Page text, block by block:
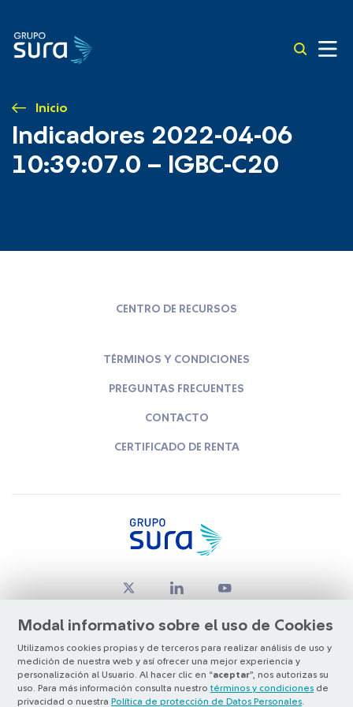
Inicio
Indicadores 2022-04-06
10:39:07.0 – IGBC-C20
Modal informativo sobre el uso de Cookies
Utilizamos cookies propias y de terceros para realizar análisis de uso y
medición de nuestra web y así ofrecer una mejor experiencia y
personalización al Usuario. Al hacer clic en “aceptar”, nos autorizas su
uso. Para más información consulta nuestro términos y condiciones de
privacidad o nuestra Política de protección de Datos Personales
CENTRO DE RECURSOS
TÉRMINOS Y CONDICIONES
PREGUNTAS FRECUENTES
CONTACTO
CERTIFICADO DE RENTA
© Copyright Grupo SURA 2026